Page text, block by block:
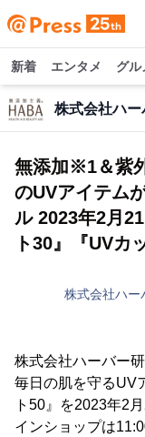
新着 エンタメ グル
株式会社ハ
無添加※1＆紫
のUVアイテム
ル 2023年2月
ト30』『UVカ
株式会社ハー
株式会社ハーバー
毎日の肌を守るUV
ト50』を2023年2
インショップは